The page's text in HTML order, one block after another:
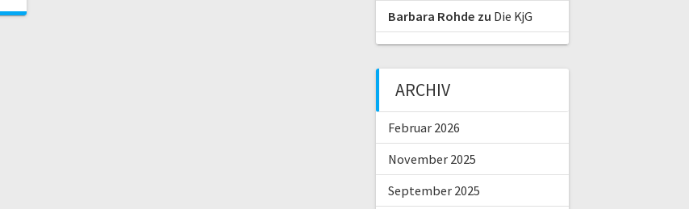
Barbara Rohde zu Die KjG
ARCHIV
Februar 2026
November 2025
September 2025